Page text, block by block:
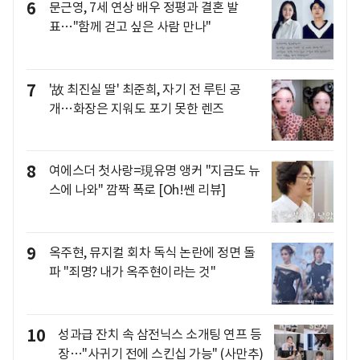
6
문근영, 7세 연상 배우 정평과 결혼 발
표…"함께 걷고 싶은 사람 만나"
7
'故 최진실 딸' 최준희, 자기 전 루틴 공
개…화장은 지워도 포기 못한 렌즈
8
여에스더 첫사랑=現유명 앵커 "지금도 뉴
스에 나와" 깜짝 폭로 [Oh!쎈 리뷰]
9
옥주현, 뮤지컬 회차 독식 논란에 정면 돌
파 "죄명? 내가 옥주현이라는 것"
10
성과급 잔치 속 삼전닉스 소개팅 연프 등
장…"사귀기 전에 스킨십 가능" (사만추)